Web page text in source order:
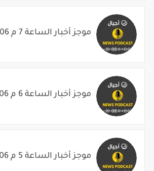
موجز أخبار الساعة 7 م 2026/08/06
موجز أخبار الساعة 6 م 2026/08/06
موجز أخبار الساعة 5 م 2026/08/06